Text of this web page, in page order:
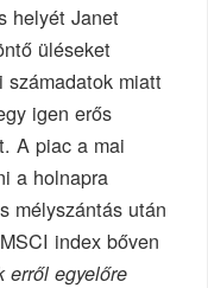
helyét Janet
üléseket
számadatok miatt
igen erős
A piac a mai
a holnapra
mélyszántás után
index bőven
erről egyelőre